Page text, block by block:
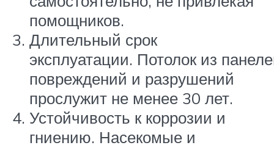
помощников.
Длительный срок
эксплуатации. Потолок из
повреждений и разрушений
прослужит не менее 30 лет.
Устойчивость к коррозии и
гниению. Насекомые и